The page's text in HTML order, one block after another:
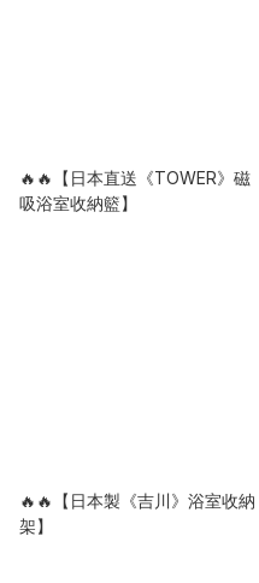
🔥🔥【日本直送《TOWER》磁
吸浴室收納籃】
🔥🔥【日本製《吉川》浴室收納
架】